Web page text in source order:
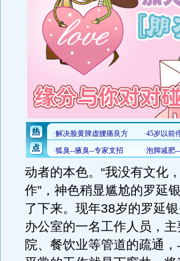
动者的本色。“我没有文化
作”，神色稍显尴尬的罗延
了下来。现年38岁的罗延
办公室的一名工作人员，
院、餐饮业等管道的疏通